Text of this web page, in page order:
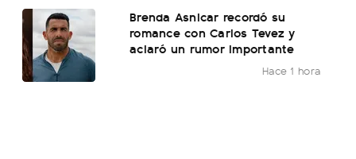
Brenda Asnicar recordó su
romance con Carlos Tevez y
aclaró un rumor importante
Hace 1 hora